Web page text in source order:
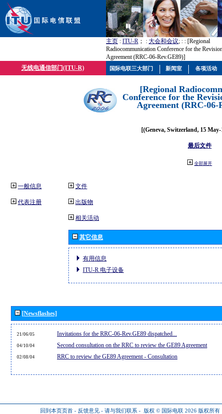
主页 : ITU-R ； : 大会和会议; : : [Regional
Radiocommunication Conference for the
Agreement (RRC-06-Rev.GE89)]
无线电通信部门(ITU-R)
[Regional
Conference for the
Agreement (RRC-06-
[(Geneva, Switzerland, 15
最后文件
全部展开
一般信息
代表注册
文件
出版物
相关活动
其它信息
有用信息
ITU-R 电子设备
[Newsflashes]
21/06/05 Invitations for the RRC-06-Rev.GE89 dispatched...
04/10/04 Second consultation on the RRC to review the GE89 Agreement
02/08/04 RRC to review the GE89 Agreement - Consultation
回到本页页首 - 反馈意见 - 请与我们联系 - 版权 © 国际电联 2026 版权所有
国际电联三大部门 新闻室 各项活动